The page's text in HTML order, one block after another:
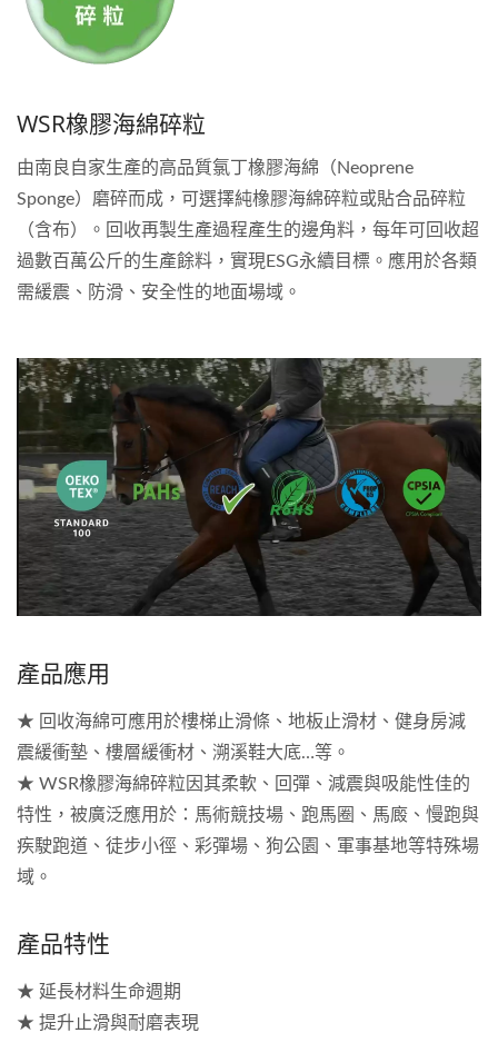
WSR橡膠海綿碎粒
由南良自家生產的高品質氯丁橡膠海綿（Neoprene
Sponge）磨碎而成，可選擇純橡膠海綿碎粒或貼合品碎粒
（含布）。回收再製生產過程產生的邊角料，每年可回收超
過數百萬公斤的生產餘料，實現ESG永續目標。應用於各類
需緩震、防滑、安全性的地面場域。
產品應用
★ 回收海綿可應用於樓梯止滑條、地板止滑材、健身房減
震緩衝墊、樓層緩衝材、溯溪鞋大底…等。
★ WSR橡膠海綿碎粒因其柔軟、回彈、減震與吸能性佳的
特性，被廣泛應用於：馬術競技場、跑馬圈、馬廄、慢跑與
疾駛跑道、徒步小徑、彩彈場、狗公園、軍事基地等特殊場
域。
產品特性
★ 延長材料生命週期
★ 提升止滑與耐磨表現